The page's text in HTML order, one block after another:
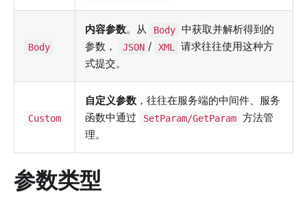
Body
内容参数。从 Body 中获取并解析得到的
参数，
JSON / XML
请求往往使用这种方
式提交。
Custom
自定义参数 ，往往在服务端的中间件、服务
函数中通过
SetParam/GetParam 方法管
理。
参数类型